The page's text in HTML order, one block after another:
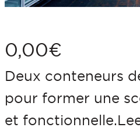
0,00€
Deux conteneurs
pour former une
et